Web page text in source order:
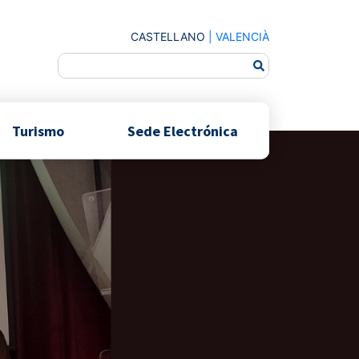
CASTELLANO VALENCIÀ
Turismo Sede Electrónica